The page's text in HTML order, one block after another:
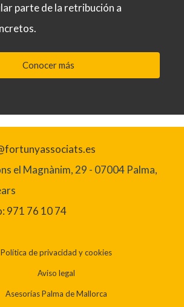
parte de la retribución a
Conocer más
el Magnànim, 29 - 07004 Palma,
971 76 10 74
Política de privacidad y cookies
Aviso legal
Asesorías Palma de Mallorca